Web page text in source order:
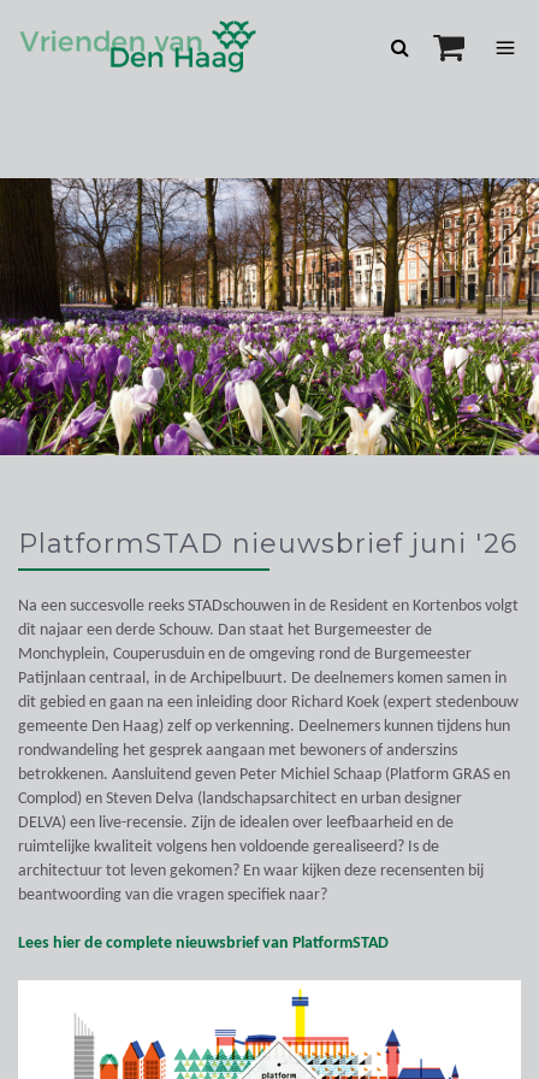
Zoeken
PlatformSTAD nieuwsbrief juni '26
Na een succesvolle reeks STADschouwen in de Resident en Kortenbos volgt
dit najaar een derde Schouw. Dan staat het Burgemeester de
Monchyplein, Couperusduin en de omgeving rond de Burgemeester
Patijnlaan centraal, in de Archipelbuurt. De deelnemers komen samen in
dit gebied en gaan na een inleiding door Richard Koek (expert stedenbouw
gemeente Den Haag) zelf op verkenning. Deelnemers kunnen tijdens hun
rondwandeling het gesprek aangaan met bewoners of anderszins
betrokkenen. Aansluitend geven Peter Michiel Schaap (Platform GRAS en
Complod) en Steven Delva (landschapsarchitect en urban designer
DELVA) een live-recensie. Zijn de idealen over leefbaarheid en de
ruimtelijke kwaliteit volgens hen voldoende gerealiseerd? Is de
architectuur tot leven gekomen? En waar kijken deze recensenten bij
beantwoording van die vragen specifiek naar?
Lees hier de complete nieuwsbrief van PlatformSTAD